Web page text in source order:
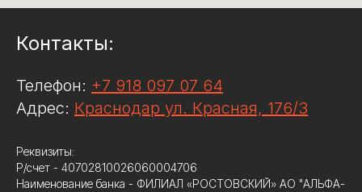
Контакты:
Телефон: +7 918 097 07 64
Адрес: Краснодар ул. Красная, 176/3
Реквизиты:
Р/счет - 40702810026060004706
Наименование банка - ФИЛИАЛ «РОСТОВСКИЙ» АО "АЛЬФА-